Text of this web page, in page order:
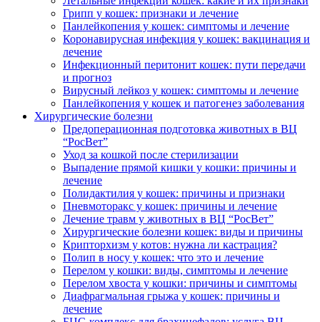
Грипп у кошек: признаки и лечение
Панлейкопения у кошек: симптомы и лечение
Коронавирусная инфекция у кошек: вакцинация и
лечение
Инфекционный перитонит кошек: пути передачи
и прогноз
Вирусный лейкоз у кошек: симптомы и лечение
Панлейкопения у кошек и патогенез заболевания
Хирургические болезни
Предоперационная подготовка животных в ВЦ
“РосВет”
Уход за кошкой после стерилизации
Выпадение прямой кишки у кошки: причины и
лечение
Полидактилия у кошек: причины и признаки
Пневмоторакс у кошек: причины и лечение
Лечение травм у животных в ВЦ “РосВет”
Хирургические болезни кошек: виды и причины
Крипторхизм у котов: нужна ли кастрация?
Полип в носу у кошек: что это и лечение
Перелом у кошки: виды, симптомы и лечение
Перелом хвоста у кошки: причины и симптомы
Диафрагмальная грыжа у кошек: причины и
лечение